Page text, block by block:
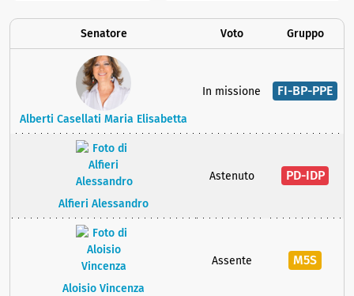
Senatore Voto Gruppo
Alberti Casellati Maria Elisabetta
In missione FI-BP-PPE
Alfieri Alessandro
Astenuto PD-IDP
Aloisio Vincenza
Assente M5S